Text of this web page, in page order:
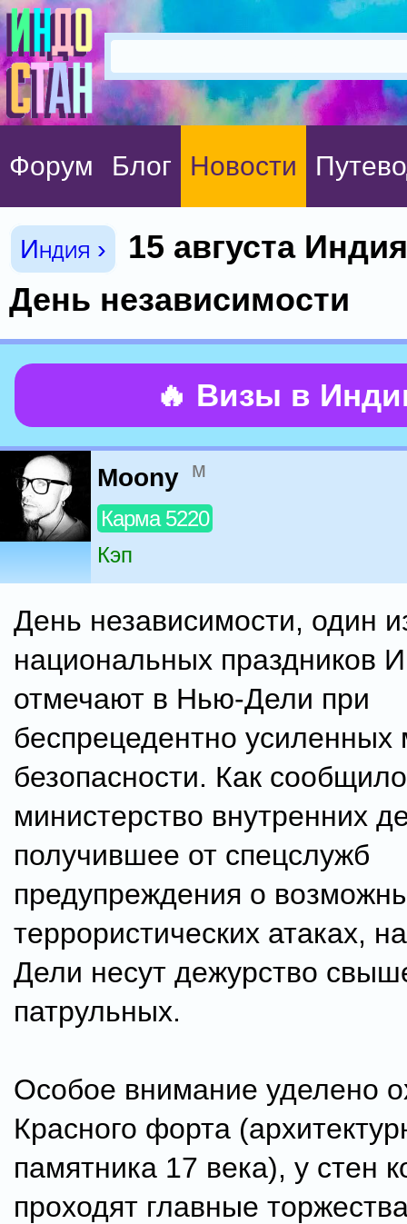
Форум Блог Новости
Индия ›
15 августа
День независимости
🔥 Визы в
Moony м
Карма 5220
Кэп
День независимости, один
национальных праздников
отмечают в Нью-Дели при
беспрецедентно усиленных
безопасности. Как сообщило
министерство внутренних
получившее от спецслужб
предупреждения о
террористических атаках,
Дели несут дежурство
патрульных.
Особое внимание уделено
Красного форта
памятника 17 века), у стен
проходят главные